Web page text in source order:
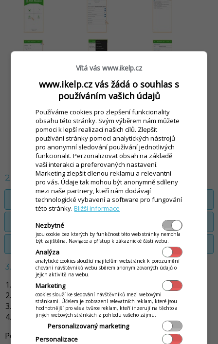
2. Krok: konfigurace zařízení
Připojení tiskárny s rozhraním TCP/IP
Připojení tiskárny s rozhraním USB
Připojení tiskárny s rozhraním Bluetooth
3. Krok: Test komunikace se zařízením
SpustíteProdej
v aplikaci iKelp POS Mobile.
Vlevo nahoře stiskněte ikonuMenu.
Vyberte položkuZařízení.
Klikněte na tlačítkoTest spojení.
Postupujte podle následujících obrázků:
Vítá vás www.ikelp.cz
www.ikelp.cz vás žádá o souhlas s
používáním vašich údajů
Používáme cookies pro zlepšení funkcionality
obsahu této stránky. Svým výběrem nám můžete
pomoci k lepší realizaci našich cílů. Zlepšit
používání stránky pomocí analytických nástrojů
pro anonymní sledování používání jednotlivých
funkcionalit. Perzonalizovat obsah na základě
vaší interakci a preferovaných nastavení.
Marketing zlepšit cílenou reklamu a relevantní
pro vás. Údaje tak mohou být anonymně sdíleny
mezi naše partnery, kteří nám dodávají
technologické vybavení a software pro fungování
této stránky.Bližší informace
Nezbytné
jsou cookie bez kterých by funkčnost této web stránky nemohla
být zajištěna. Navigace a přístup k zákaznické části webu.
Analýza
analytické cookies sloužící majitelům webstránek k porozumění
chování návštěvníků webu sběrem anonymizovaných údajů o
jejich aktivitě na webu.
Marketing
cookies slouží ke sledování návštěvníků mezi webovými
stránkami. Účelem je zobrazení relevatních reklam, které jsou
hodnotnější pro vás a tvůrce reklam, kteří inzerují na těchto a
jiných webových stránkách z pohledu vašeho zájmu.
Personalizovaný marketing
Personalizace